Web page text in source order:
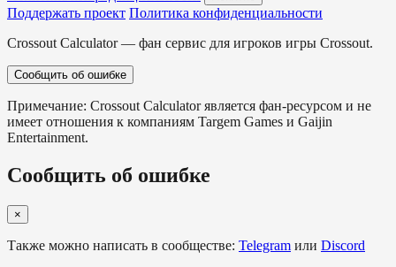
Поддержать проект Политика конфиденциальности
Crossout Calculator — фан сервис для игроков игры Crossout.
Сообщить об ошибке
Примечание: Crossout Calculator является фан-ресурсом и не
имеет отношения к компаниям Targem Games и Gaijin
Entertainment.
Сообщить об ошибке
×
Также можно написать в сообществе: Telegram или Discord